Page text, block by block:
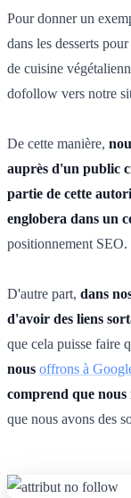
Pour donner un
dans les desserts
de cuisine
dofollow vers notre
De cette manière,
auprès d'un public
partie de cette
englobera dans un
positionnement SEO.
D'autre part, dans
d'avoir des liens
que cela puisse faire
nous offrons à
comprend que
que nous avons des